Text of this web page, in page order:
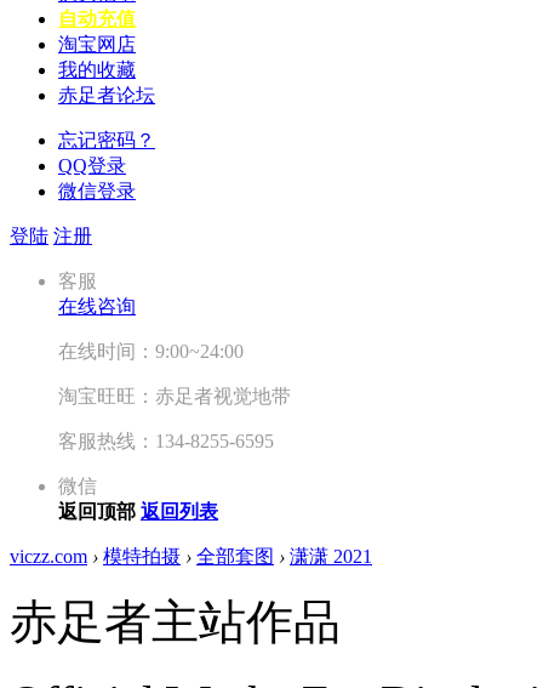
自动充值
淘宝网店
我的收藏
赤足者论坛
忘记密码？
QQ登录
微信登录
登陆 注册
客服
在线咨询
在线时间：9:00~24:00
淘宝旺旺：赤足者视觉地带
客服热线：134-8255-6595
微信
返回顶部 返回列表
viczz.com › 模特拍摄 › 全部套图 › 潇潇 2021
赤足者主站作品